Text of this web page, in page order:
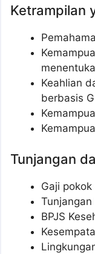
Ketrampilan
Keahlian
berbasis
Tunjangan
Gaji
Tunjangan
BPJS